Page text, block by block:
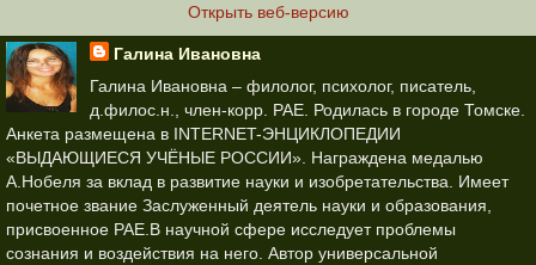
Открыть веб-версию
Галина Ивановна
Галина Ивановна – филолог, психолог, писатель,
д.филос.н., член-корр. РАЕ. Родилась в городе Томске.
Анкета размещена в INTERNET-ЭНЦИКЛОПЕДИИ
«ВЫДАЮЩИЕСЯ УЧЁНЫЕ РОССИИ». Награждена медалью
А.Нобеля за вклад в развитие науки и изобретательства. Имеет
почетное звание Заслуженный деятель науки и образования,
присвоенное РАЕ.В научной сфере исследует проблемы
сознания и воздействия на него. Автор универсальной